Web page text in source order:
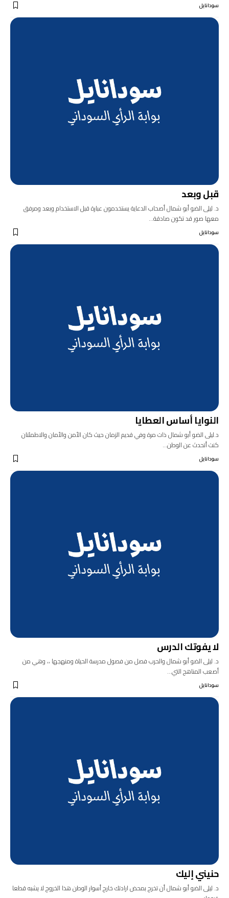
سودانايل
قبل وبعد
د. ليلى الضو أبو شمال أصحاب الدعاية يستخدمون عبارة قبل الاستخدام وبعد ومرفق
معها صور قد تكون صادقة…
سودانايل
النوايا أساس العطايا
د.ليلى الضو أبو شمال ذات مرة وفي قديم الزمان حيث كان الأمن والأمان والاطمئنان
كنت أتحدث عن الوطن…
سودانايل
لا يفوتك الدرس
د. ليلى الضو أبو شمال والحرب فصل من فصول مدرسة الحياة ومنهجها ،، وهي من
أصعب المناهج التي…
سودانايل
حنيني إليك
د. ليلى الضو أبو شمال أن تخرج بمحض ارادتك خارج أسوار الوطن هذا الخروج لا يشبه قطعا